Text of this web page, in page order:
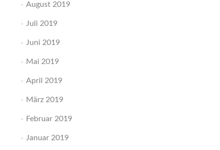
August 2019
Juli 2019
Juni 2019
Mai 2019
April 2019
März 2019
Februar 2019
Januar 2019